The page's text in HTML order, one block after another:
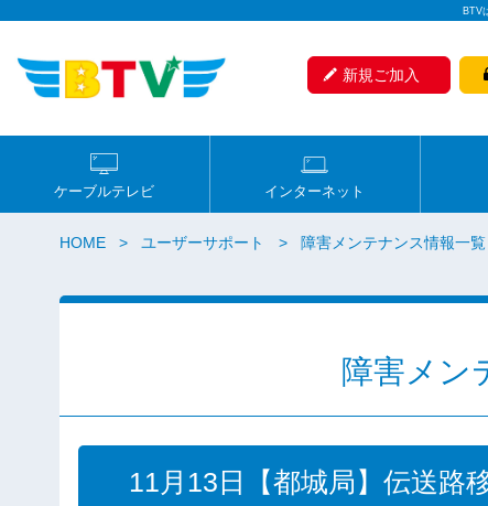
BTV
新規ご加入
ケーブルテレビ インターネット
HOME ユーザーサポート 障害メンテナンス情報一覧
障害メン
11月13日【都城局】伝送路